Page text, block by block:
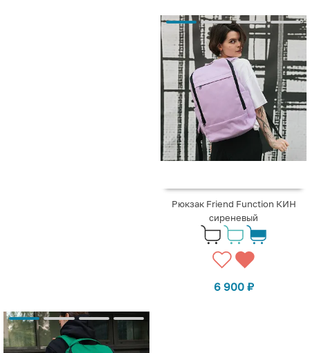
Рюкзак Friend Function КИН
сиреневый
6 900 ₽